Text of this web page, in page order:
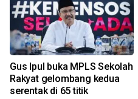
Gus Ipul buka MPLS Sekolah
Rakyat gelombang kedua
serentak di 65 titik